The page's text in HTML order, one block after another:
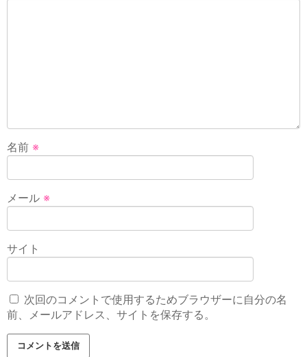
名前 ※
メール ※
サイト
次回のコメントで使用するためブラウザーに自分の名
前、メールアドレス、サイトを保存する。